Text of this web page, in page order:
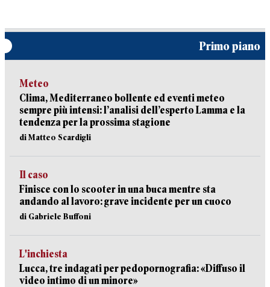
Primo piano
Meteo
Clima, Mediterraneo bollente ed eventi meteo
sempre più intensi: l’analisi dell’esperto Lamma e la
tendenza per la prossima stagione
di Matteo Scardigli
Il caso
Finisce con lo scooter in una buca mentre sta
andando al lavoro: grave incidente per un cuoco
di Gabriele Buffoni
L'inchiesta
Lucca, tre indagati per pedopornografia: «Diffuso il
video intimo di un minore»